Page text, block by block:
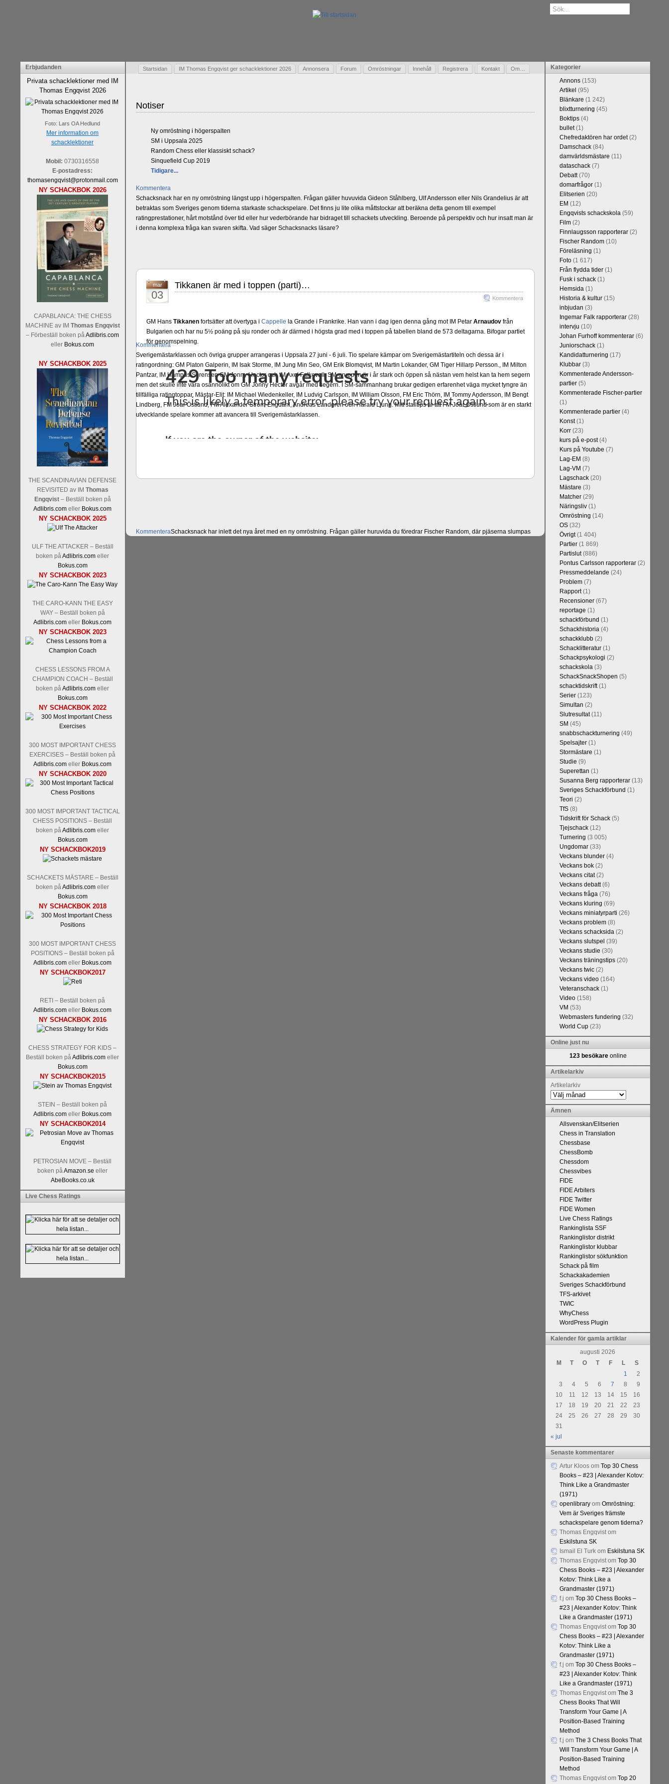
Erbjudanden
Privata schacklektioner med IM
Thomas Engqvist 2026
Foto: Lars OA Hedlund
Mer information om
schacklektioner
Mobil: 0730316558
E-postadress:
thomasengqvist@protonmail.com
NY SCHACKBOK 2026
CAPABLANCA: THE CHESS
MACHINE av IM Thomas Engqvist
– Förbeställ boken påAdlibris.com
eller Bokus.com
NY SCHACKBOK 2025
THE SCANDINAVIAN DEFENSE
REVISITED av IM Thomas
Engqvist– Beställ boken på
Adlibris.com eller Bokus.com
NY SCHACKBOK 2025
ULF THE ATTACKER – Beställ
boken på Adlibris.com eller
Bokus.com
NY SCHACKBOK 2023
THE CARO-KANN THE EASY
WAY – Beställ boken på
Adlibris.com eller Bokus.com
NY SCHACKBOK 2023
CHESS LESSONS FROM A
CHAMPION COACH – Beställ
boken på Adlibris.com eller
Bokus.com
NY SCHACKBOK 2022
300 MOST IMPORTANT CHESS
EXERCISES – Beställ boken på
Adlibris.com eller Bokus.com
NY SCHACKBOK 2020
300 MOST IMPORTANT TACTICAL
CHESS POSITIONS – Beställ
boken på Adlibris.com eller
Bokus.com
NY SCHACKBOK2019
SCHACKETS MÄSTARE – Beställ
boken på Adlibris.com eller
Bokus.com
NY SCHACKBOK 2018
300 MOST IMPORTANT CHESS
POSITIONS – Beställ boken på
Adlibris.com eller Bokus.com
NY SCHACKBOK2017
RETI – Beställ boken på
Adlibris.com eller Bokus.com
NY SCHACKBOK 2016
CHESS STRATEGY FOR KIDS –
Beställ boken på Adlibris.com eller
Bokus.com
NY SCHACKBOK2015
STEIN – Beställ boken på
Adlibris.com eller Bokus.com
NY SCHACKBOK2014
PETROSIAN MOVE – Beställ
boken på Amazon.se eller
AbeBooks.co.uk
Live Chess Ratings
Startsidan IM Thomas Engqvist ger schacklektioner 2026 Annonsera Forum Omröstningar Innehåll Registrera Kontakt Om…
Gästbok
Notiser
Ny omröstning i högerspalten
SM i Uppsala 2025
Random Chess eller klassiskt schack?
Sinquefield Cup 2019
Tidigare...
Kommentera
Schacksnack har en ny omröstning längst upp i högerspalten. Frågan gäller huvuvida Gideon Ståhlberg, Ulf Andersson eller Nils Grandelius är att
betraktas som Sveriges genom tiderna starkaste schackspelare. Det finns ju lite olika måttstockar att beräkna detta genom till exempel
ratingprestationer, hårt motstånd över tid eller hur vederbörande har bidraget till schackets utveckling. Beroende på perspektiv och hur insatt man är
i denna komplexa fråga kan svaren skifta. Vad säger Schacksnacks läsare?
Kommentera
Sverigemästarklassen och övriga grupper arrangeras i Uppsala 27 juni - 6 juli. Tio spelare kämpar om Sverigemästartiteln och dessa är i
ratingordning: GM Platon Galperin, IM Isak Storme, IM Jung Min Seo, GM Erik Blomqvist, IM Martin Lokander, GM Tiger Hillarp Persson., IM Milton
Pantzar, IM Hampus Sörensen GM Jonny Hector och IM Axel Falkevall. SM-gruppen är i år stark och öppen så nästan vem helst kan ta hem segern
men det skulle inte vara osannolikt om GM Jonny Hector avgår med segern. I SM-sammanhang brukar gedigen erfarenhet väga mycket tyngre än
tillfälliga ratingtoppar. Mästar-Elit: IM Michael Wiedenkeller, IM Ludvig Carlsson, IM William Olsson, FM Eric Thörn, IM Tommy Andersson, IM Bengt
Lindberg, FM Joar Östlund, FM Alexander Ström-Engdahl, Andreas Landgren och Harald Ljung. Mitt stalltips är att FM Joar Östlund som är en starkt
utvecklande spelare kommer att avancera till Sverigemästarklassen.
KommenteraSchacksnack har inlett det nya året med en ny omröstning. Frågan gäller huruvida du föredrar Fischer Random, där pjäserna slumpas
mar
03
Tikkanen är med i toppen (parti)…
Kommentera
GM Hans Tikkanen fortsätter att övertyga i Cappelle la Grande i Frankrike. Han vann i dag igen denna gång mot IM Petar Arnaudovfrån
Bulgarien och har nu 5½ poäng på sju ronder och är därmed i högsta grad med i toppen på tabellen bland de 573 deltagarna. Bifogar partiet
för genomspelning.
Kategorier
Annons(153)
Artikel (95)
Blänkare (1 242)
blixtturnering (45)
Boktips(4)
bullet(1)
Chefredaktören har ordet(2)
Damschack(84)
damvärldsmästare (11)
dataschack(7)
Debatt(70)
domarfrågor(1)
Elitserien (20)
EM (12)
Engqvists schackskola(59)
Film(2)
Finnlaugsson rapporterar(2)
Fischer Random(10)
Föreläsning (1)
Foto(1 617)
Från flydda tider(1)
Fusk i schack(1)
Hemsida(1)
Historia & kultur(15)
inbjudan (3)
Ingemar Falk rapporterar(28)
intervju (10)
Johan Furhoff kommenterar(6)
Juniorschack(1)
Kandidatturnering (17)
Klubbar(3)
Kommenterade Andersson-
partier(5)
Kommenterade Fischer-partier
(1)
Kommenterade partier(4)
Konst(1)
Korr(23)
kurs på e-post(4)
Kurs på Youtube (7)
Lag-EM (8)
Lag-VM (7)
Lagschack(20)
Mästare (3)
Matcher(29)
Näringsliv(1)
Omröstning (14)
OS(32)
Övrigt(1 404)
Partier(1 869)
Partislut(886)
Pontus Carlsson rapporterar(2)
Pressmeddelande (24)
Problem(7)
Rapport(1)
Recensioner(67)
reportage (1)
schackförbund (1)
Schackhistoria(4)
schackklubb(2)
Schacklitteratur(1)
Schackpsykologi (2)
schackskola(3)
SchackSnackShopen (5)
schacktidskrift(1)
Serier(123)
Simultan (2)
Slutresultat(11)
SM (45)
snabbschackturnering (49)
Spelsajter(1)
Stormästare (1)
Studie (9)
Superettan (1)
Susanna Berg rapporterar(13)
Sveriges Schackförbund (1)
Teori (2)
TfS(8)
Tidskrift för Schack(5)
Tjejschack(12)
Turnering (3 005)
Ungdomar(33)
Veckans blunder(4)
Veckans bok(2)
Veckans citat(2)
Veckans debatt(6)
Veckans fråga(76)
Veckans kluring (69)
Veckans miniatyrparti (26)
Veckans problem(8)
Veckans schacksida(2)
Veckans slutspel (39)
Veckans studie (30)
Veckans träningstips(20)
Veckans twic(2)
Veckans video(164)
Veteranschack(1)
Video(158)
VM (53)
Webmasters fundering (32)
World Cup(23)
Online just nu
123 besökareonline
Artikelarkiv
Artikelarkiv
Ämnen
Allsvenskan/Elitserien
Chess in Translation
Chessbase
ChessBomb
Chessdom
Chessvibes
FIDE
FIDE Arbiters
FIDE Twitter
FIDE Women
Live Chess Ratings
Rankinglista SSF
Rankinglistor distrikt
Rankinglistor klubbar
Rankinglistor sökfunktion
Schack på film
Schackakademien
Sveriges Schackförbund
TFS-arkivet
TWIC
WhyChess
WordPress Plugin
Kalender för gamla artiklar
augusti 2026
M
T O T F L
S
1
2
3
4 5 6 7 8
9
10
11 12 13 14 15
16
17
18 19 20 21 22
23
24
25 26 27 28 29
30
31
« jul
Senaste kommentarer
Artur Kloosom Top 30 Chess
Books – #23 | Alexander Kotov:
Think Like a Grandmaster
(1971)
openlibraryom Omröstning:
Vem är Sveriges främste
schackspelare genom tiderna?
Thomas Engqvistom
Eskilstuna SK
Ismail El Turkom Eskilstuna SK
Thomas Engqvistom Top 30
Chess Books – #23 | Alexander
Kotov: Think Like a
Grandmaster (1971)
f.j om Top 30 Chess Books –
#23 | Alexander Kotov: Think
Like a Grandmaster (1971)
Thomas Engqvistom Top 30
Chess Books – #23 | Alexander
Kotov: Think Like a
Grandmaster (1971)
f.j om Top 30 Chess Books –
#23 | Alexander Kotov: Think
Like a Grandmaster (1971)
Thomas Engqvistom The 3
Chess Books That Will
Transform Your Game | A
Position-Based Training
Method
f.j om The 3 Chess Books That
Will Transform Your Game | A
Position-Based Training
Method
Thomas Engqvistom Top 20